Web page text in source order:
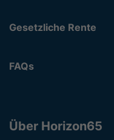
Gesetzliche Rente
FAQs
Über Horizon65